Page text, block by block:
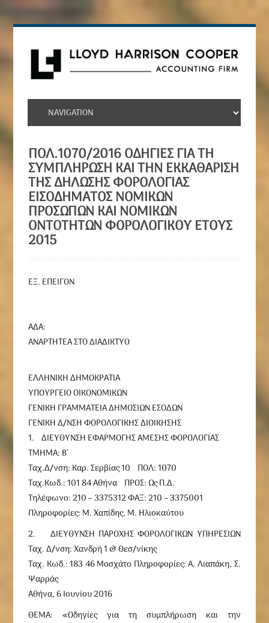
ΠΟΛ.1070/2016 ΟΔΗΓΊΕΣ ΓΙΑ ΤΗ
ΣΥΜΠΛΉΡΩΣΗ ΚΑΙ ΤΗΝ ΕΚΚΑΘΆΡΙΣΗ
ΤΗΣ ΔΉΛΩΣΗΣ ΦΟΡΟΛΟΓΊΑΣ
ΕΙΣΟΔΉΜΑΤΟΣ ΝΟΜΙΚΏΝ
ΠΡΟΣΏΠΩΝ ΚΑΙ ΝΟΜΙΚΏΝ
ΟΝΤΟΤΉΤΩΝ ΦΟΡΟΛΟΓΙΚΟΎ ΈΤΟΥΣ
2015
ΕΞ. ΕΠΕΙΓΟΝ
ΑΔΑ:
ΑΝΑΡΤΗΤΕΑ ΣΤΟ ΔΙΑΔΙΚΤΥΟ
ΕΛΛΗΝΙΚΗ ΔΗΜΟΚΡΑΤΙΑ
ΥΠΟΥΡΓΕΙΟ ΟΙΚΟΝΟΜΙΚΩΝ
ΓΕΝΙΚΗ ΓΡΑΜΜΑΤΕΙΑ ΔΗΜΟΣΙΩΝ ΕΣΟΔΩΝ
ΓΕΝΙΚΗ Δ/ΝΣΗ ΦΟΡΟΛΟΓΙΚΗΣ ΔΙΟΙΚΗΣΗΣ
1. ΔΙΕΥΘΥΝΣΗ ΕΦΑΡΜΟΓΗΣ ΑΜΕΣΗΣ ΦΟΡΟΛΟΓΙΑΣ
ΤΜΗΜΑ: Β’
Ταχ.Δ/νση: Καρ. Σερβίας 10 ΠΟΛ: 1070
Ταχ.Κωδ.: 101 84 Αθήνα ΠΡΟΣ: Ως Π.Δ.
Τηλέφωνο: 210 – 3375312 ΦΑΞ: 210 – 3375001
Πληροφορίες: Μ. Χαπίδης, Μ. Ηλιοκαύτου
2. ΔΙΕΥΘΥΝΣΗ ΠΑΡΟΧΗΣ ΦΟΡΟΛΟΓΙΚΩΝ ΥΠΗΡΕΣΙΩΝ
Ταχ. Δ/νση: Χανδρή 1 & Θεσ/νίκης
Ταχ. Κωδ.: 183 46 Μοσχάτο Πληροφορίες: Α. Λιαπάκη, Σ.
Ψαρράς
Αθήνα, 6 Ιουνίου 2016
ΘΕΜΑ: «Οδηγίες για τη συμπλήρωση και την